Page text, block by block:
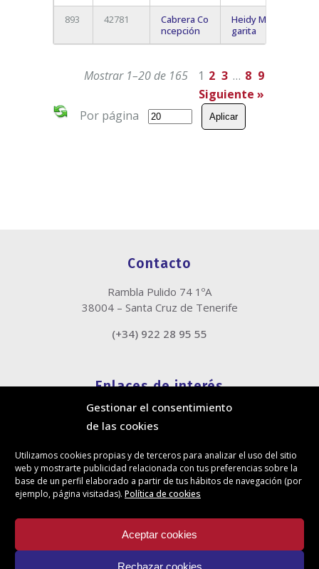
Gestionar el consentimiento
de las cookies
Utilizamos cookies propias y de terceros para analizar el uso del sitio
web y mostrarte publicidad relacionada con tus preferencias sobre la
base de un perfil elaborado a partir de tus hábitos de navegación (por
ejemplo, página visitadas). Política de cookies
Aceptar cookies
Rechazar cookies
893 42781
Cabrera Co
ncepción
Heidy Mar
garita
Mostrar 1–20 de 165 1 2 3 … 8 9
Siguiente »
Por página
Contacto
Rambla Pulido 74 1ºA
38004 – Santa Cruz de Tenerife
(+34) 922 28 95 55
Enlaces de interés
Política de cookies
Política de privacidad
Canal de denuncias
Protección de privacidad en redes sociales
Síguenos